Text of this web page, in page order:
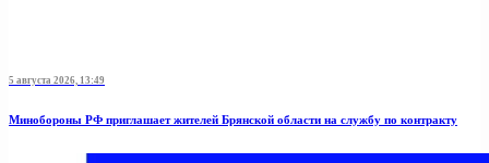
5 августа 2026, 13:49
Минобoроны РФ приглaшaет житeлeй Брянской области на службу по контракту